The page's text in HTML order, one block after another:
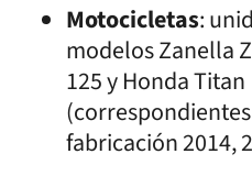
Motocicletas:
modelos Zanella
125 y Honda Titan
fabricación 2014,